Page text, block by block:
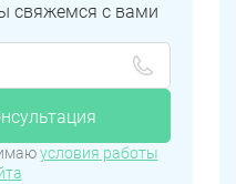
свяжемся с вами
условия работы